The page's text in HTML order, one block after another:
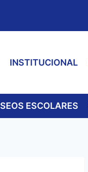
INSTITUCIONAL
ESCOLARES